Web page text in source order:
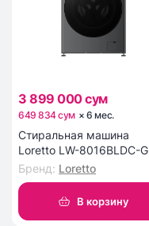
3 899 000 сум
649 834 сум ×6 мес.
Стиральная машина
Loretto LW-8016BLDC-G
Бренд: Loretto
В корзину